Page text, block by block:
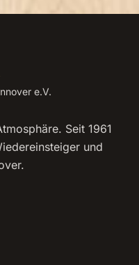
e.V.
Seit 1961
und